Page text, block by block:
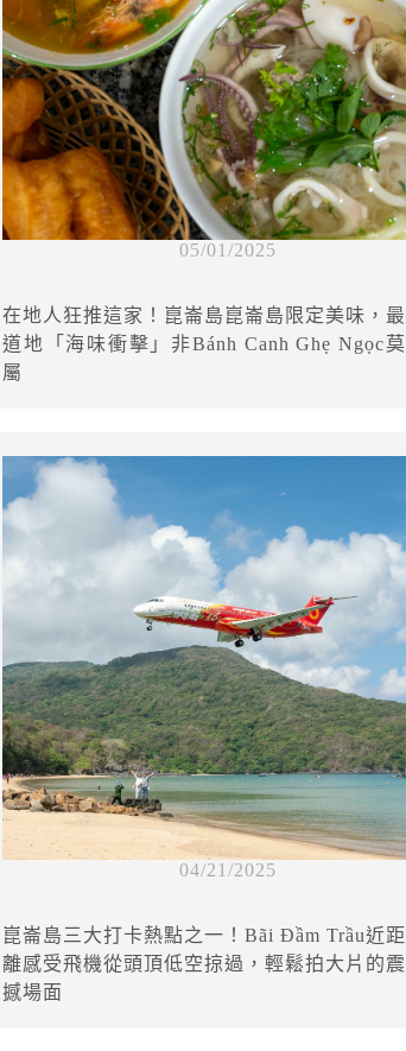
05/01/2025
在地人狂推這家！崑崙島崑崙島限定美味，最
道地「海味衝擊」非Bánh Canh Ghẹ Ngọc莫
屬
04/21/2025
崑崙島三大打卡熱點之一！Bãi Đầm Trầu近距
離感受飛機從頭頂低空掠過，輕鬆拍大片的震
撼場面